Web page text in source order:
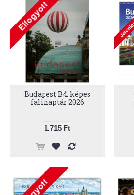
Budapest B4, képes
falinaptár 2026
1.715 Ft